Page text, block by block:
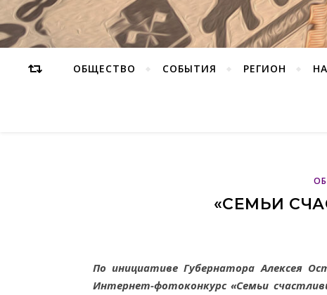
ОБЩЕСТВО СОБЫТИЯ РЕГИОН
«СЕМЬИ
По инициативе Губернатора Алексея
Интернет-фотоконкурс «Семьи